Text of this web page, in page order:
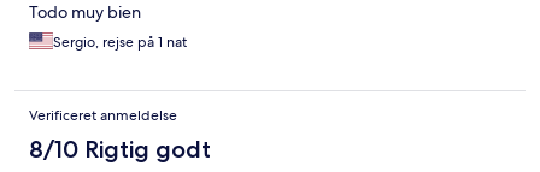
Todo muy bien
Sergio, rejse på 1 nat
Verificeret anmeldelse
8/10 Rigtig godt